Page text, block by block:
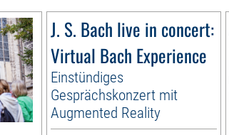
J. S. Bach live in concert:
Virtual Bach Experience
Einstündiges
Gesprächskonzert mit
Augmented Reality